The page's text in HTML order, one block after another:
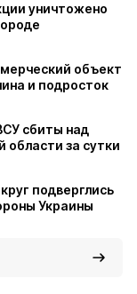
уничтожено
объект
и подросток
сбиты над
области за сутки
подверглись
Украины